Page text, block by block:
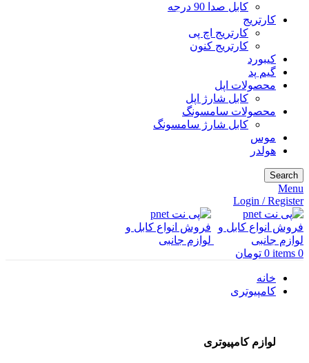
کابل صدا 90 درجه
کارتریج
کارتریج اچ پی
کارتریج کنون
کیبورد
گیم پد
محصولات اپل
کابل شارژ اپل
محصولات سامسونگ
کابل شارژ سامسونگ
موس
هولدر
Search
Menu
Login / Register
0
items
0 تومان
خانه
کامپیوتری
لوازم کامپیوتری